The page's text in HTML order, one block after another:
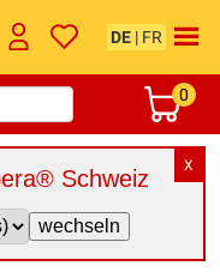
DE | FR
0
X
Schweiz